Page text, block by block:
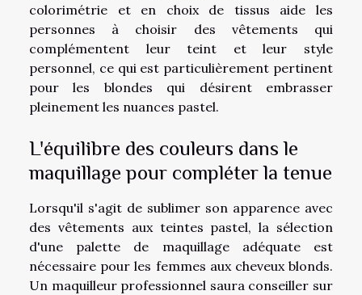
colorimétrie et en choix de tissus aide les
personnes à choisir des vêtements qui
complémentent leur teint et leur style
personnel, ce qui est particulièrement pertinent
pour les blondes qui désirent embrasser
pleinement les nuances pastel.
L'équilibre des couleurs dans le
maquillage pour compléter la tenue
Lorsqu'il s'agit de sublimer son apparence avec
des vêtements aux teintes pastel, la sélection
d'une palette de maquillage adéquate est
nécessaire pour les femmes aux cheveux blonds.
Un maquilleur professionnel saura conseiller sur